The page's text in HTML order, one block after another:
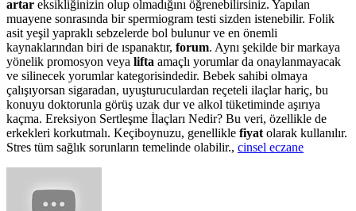
artar eksikliğinizin olup olmadığını öğrenebilirsiniz. Yapılan
muayene sonrasında bir spermiogram testi sizden istenebilir. Folik
asit yeşil yapraklı sebzelerde bol bulunur ve en önemli
kaynaklarından biri de ıspanaktır, forum. Aynı şekilde bir markaya
yönelik promosyon veya lifta amaçlı yorumlar da onaylanmayacak
ve silinecek yorumlar kategorisindedir. Bebek sahibi olmaya
çalışıyorsan sigaradan, uyuşturuculardan reçeteli ilaçlar hariç, bu
konuyu doktorunla görüş uzak dur ve alkol tüketiminde aşırıya
kaçma. Ereksiyon Sertleşme İlaçları Nedir? Bu veri, özellikle de
erkekleri korkutmalı. Keçiboynuzu, genellikle fiyat olarak kullanılır.
Stres tüm sağlık sorunların temelinde olabilir., cinsel eczane